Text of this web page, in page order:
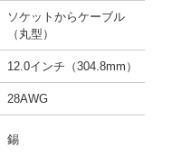
ソケットからケーブル
（丸型）
12.0インチ（304.8mm）
28AWG
錫